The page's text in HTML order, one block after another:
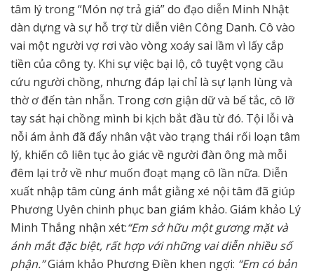
tâm lý trong “Món nợ trả giá” do đạo diễn Minh Nhật
dàn dựng và sự hỗ trợ từ diễn viên Công Danh. Cô vào
vai một người vợ rơi vào vòng xoáy sai lầm vì lấy cắp
tiền của công ty. Khi sự việc bại lộ, cô tuyệt vọng cầu
cứu người chồng, nhưng đáp lại chỉ là sự lạnh lùng và
thờ ơ đến tàn nhẫn. Trong cơn giận dữ và bế tắc, cô lỡ
tay sát hại chồng mình bi kịch bắt đầu từ đó. Tội lỗi và
nỗi ám ảnh đã đẩy nhân vật vào trạng thái rối loạn tâm
lý, khiến cô liên tục ảo giác về người đàn ông mà mỗi
đêm lại trở về như muốn đoạt mạng cô lần nữa. Diễn
xuất nhập tâm cùng ánh mắt giằng xé nội tâm đã giúp
Phương Uyên chinh phục ban giám khảo. Giám khảo Lý
Minh Thắng nhận xét:“Em sở hữu một gương mặt và
ánh mắt đặc biệt, rất hợp với những vai diễn nhiều số
phận.”Giám khảo Phương Điền khen ngợi: “Em có bản